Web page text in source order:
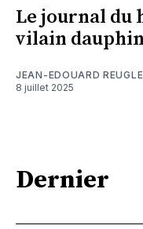
Le journal du
vilain dauphin
JEAN-EDOUARD
8 juillet 2025
Dernier